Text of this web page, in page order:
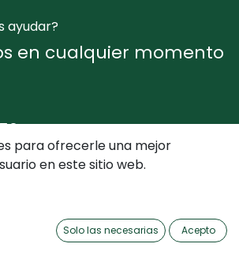
ayudar?
en cualquier momento
para ofrecerle una mejor
en este sitio web.
Solo las necesarias Acepto